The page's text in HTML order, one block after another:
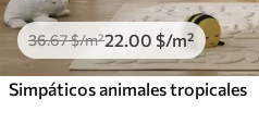
36.67$/m²22 .00 $/m²
Simpáticos animales tropicales